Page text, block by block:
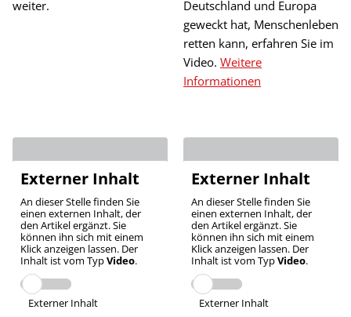
weiter.
Deutschland und Europa
geweckt hat, Menschenleben
retten kann, erfahren Sie im
Video. Weitere
Informationen
Externer Inhalt
An dieser Stelle finden Sie
einen externen Inhalt, der
den Artikel ergänzt. Sie
können ihn sich mit einem
Klick anzeigen lassen. Der
Inhalt ist vom TypVideo.
Externer Inhalt
Externer Inhalt
An dieser Stelle finden Sie
einen externen Inhalt, der
den Artikel ergänzt. Sie
können ihn sich mit einem
Klick anzeigen lassen. Der
Inhalt ist vom TypVideo.
Externer Inhalt